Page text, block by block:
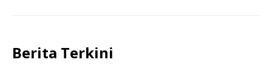
Berita Terkini